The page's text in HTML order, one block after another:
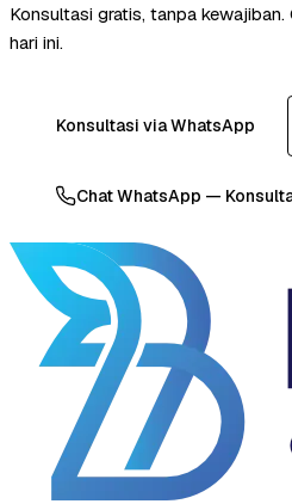
Konsultasi gratis, tanpa
hari ini.
Konsultasi via WhatsApp
Chat WhatsApp —